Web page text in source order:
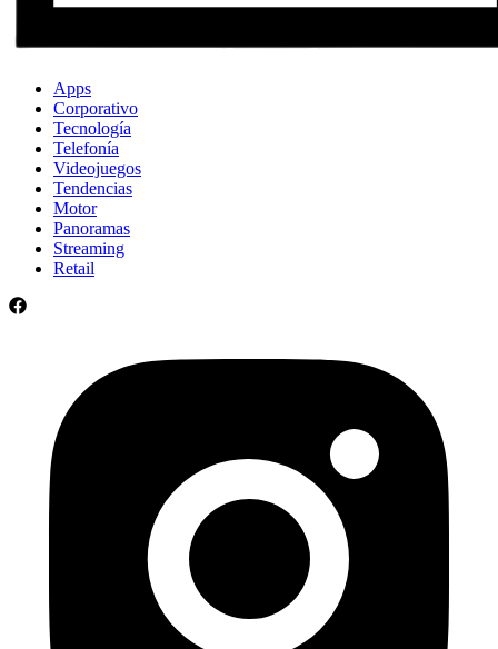
Apps
Corporativo
Tecnología
Telefonía
Videojuegos
Tendencias
Motor
Panoramas
Streaming
Retail